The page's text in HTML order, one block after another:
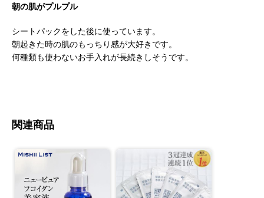
朝の肌がプルプル
シートパックをした後に使っています。
朝起きた時の肌のもっちり感が大好きです。
何種類も使わないお手入れが長続きしそうです。
関連商品